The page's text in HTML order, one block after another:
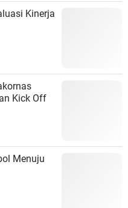
Kinerja
Kick Off
Menuju